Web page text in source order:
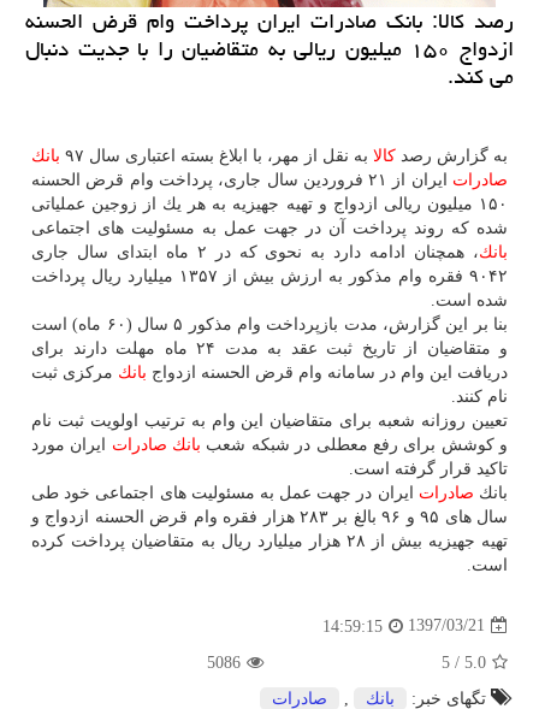
رصد كالا: بانك صادرات ایران پرداخت وام قرض الحسنه
ازدواج ۱۵۰ میلیون ریالی به متقاضیان را با جدیت دنبال
می كند.
به گزارش رصد كالا به نقل از مهر، با ابلاغ بسته اعتباری سال ۹۷
بانك
صادرات
ایران از ۲۱ فروردین سال جاری، پرداخت وام قرض الحسنه
۱۵۰ میلیون ریالی ازدواج و تهیه جهیزیه به هر یك از زوجین عملیاتی
شده كه روند پرداخت آن در جهت عمل به مسئولیت های اجتماعی
بانك
، همچنان ادامه دارد به نحوی كه در ۲ ماه ابتدای سال جاری
۹۰۴۲ فقره وام مذكور به ارزش بیش از ۱۳۵۷ میلیارد ریال پرداخت
شده است.
بنا بر این گزارش، مدت بازپرداخت وام مذكور ۵ سال (۶۰ ماه) است
و متقاضیان از تاریخ ثبت عقد به مدت ۲۴ ماه مهلت دارند برای
دریافت این وام در سامانه وام قرض الحسنه ازدواج بانك مركزی ثبت
نام كنند.
تعیین روزانه شعبه برای متقاضیان این وام به ترتیب اولویت ثبت نام
و كوشش برای رفع معطلی در شبكه شعب بانك صادرات ایران مورد
تاكید قرار گرفته است.
بانك صادرات ایران در جهت عمل به مسئولیت های اجتماعی خود طی
سال های ۹۵ و ۹۶ بالغ بر ۲۸۳ هزار فقره وام قرض الحسنه ازدواج و
تهیه جهیزیه بیش از ۲۸ هزار میلیارد ریال به متقاضیان پرداخت كرده
است.
1397/03/21
14:59:15
5.0
/
5
5086
تگهای خبر:
بانك صادرات